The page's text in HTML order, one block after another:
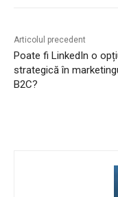
EVENIMENTE
Articolul precedent
Poate fi LinkedIn o
strategică în
B2C?